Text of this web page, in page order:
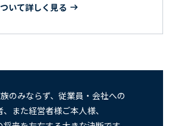
いて詳しく見る
のみならず、従業員・会社への
、また経営者様ご本人様、